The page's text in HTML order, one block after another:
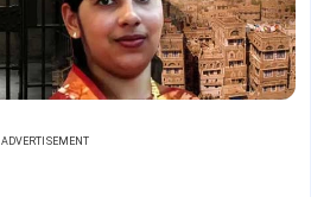
ADVERTISEMENT